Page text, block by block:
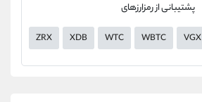
پشتیبانی از رمزارزهای
ZRX XDB WTC WBTC VGX